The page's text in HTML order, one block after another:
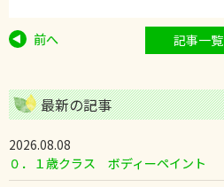
前へ 記事一覧
最新の記事
2026.08.08
０．１歳クラス ボディーペイント